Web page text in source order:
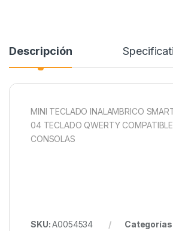
Descripción
MINI TECLADO INALAMBRICO
04 TECLADO QWERTY
CONSOLAS
SKU:A0054534